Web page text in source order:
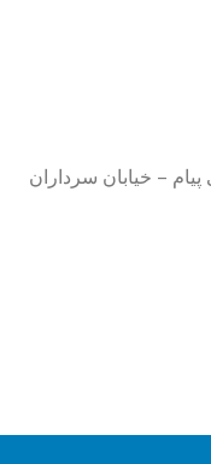
– خیابان سرداران